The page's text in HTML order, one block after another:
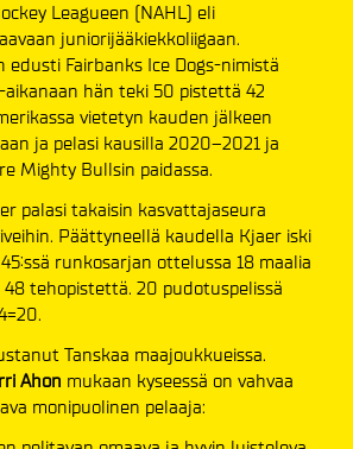
Leagueen (NAHL) eli
juniorijääkiekkoliigaan.
edusti Fairbanks Ice Dogs-nimistä
hän teki 50 pistettä 42
vietetyn kauden jälkeen
ja pelasi kausilla 2020–2021 ja
Mighty Bullsin paidassa.
palasi takaisin kasvattajaseura
Päättyneellä kaudella Kjaer iski
runkosarjan ottelussa 18 maalia
tehopistettä. 20 pudotuspelissä
Tanskaa maajoukkueissa.
Ahon mukaan kyseessä on vahvaa
monipuolinen pelaaja: